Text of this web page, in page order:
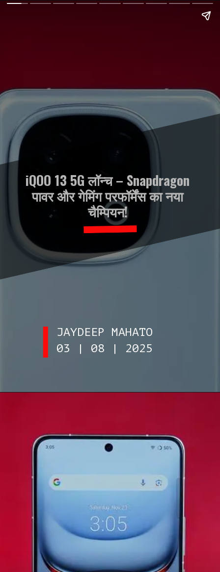
JAYDEEP MAHATO
03 | 08 | 2025
iQOO 13 5G लॉन्च – Snapdragon
पावर और गेमिंग परफॉर्मेंस का नया
चैम्पियन!